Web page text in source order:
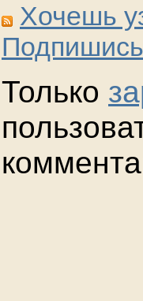
Хочешь
Только